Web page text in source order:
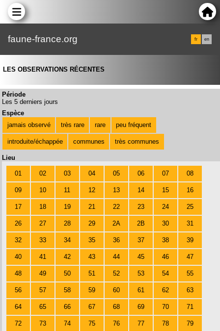
faune-france.org fr en
LES OBSERVATIONS RÉCENTES
Période
Les 5 derniers jours
Espèce
jamais observé
très rare rare peu fréquent
introduite/échappée communes très communes
Lieu
01 02 03 04 05 06 07 08
09 10 11 12 13 14 15 16
17 18 19 21 22 23 24 25
26 27 28 29 2A 2B 30 31
32 33 34 35 36 37 38 39
40 41 42 43 44 45 46 47
48 49 50 51 52 53 54 55
56 57 58 59 60 61 62 63
64 65 66 67 68 69 70 71
72 73 74 75 76 77 78 79